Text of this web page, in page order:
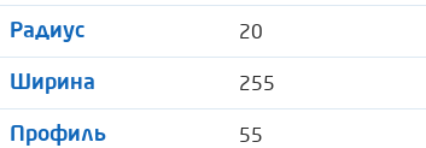
Радиус 20
Ширина 255
Профиль 55